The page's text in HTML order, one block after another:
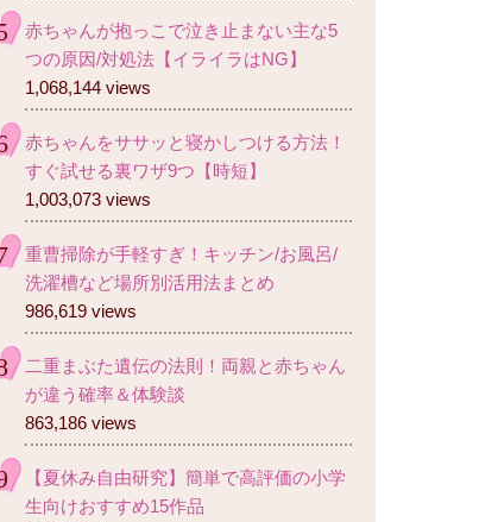
赤ちゃんが抱っこで泣き止まない主な5
つの原因/対処法【イライラはNG】
1,068,144 views
赤ちゃんをササッと寝かしつける方法！
すぐ試せる裏ワザ9つ【時短】
1,003,073 views
重曹掃除が手軽すぎ！キッチン/お風呂/
洗濯槽など場所別活用法まとめ
986,619 views
二重まぶた遺伝の法則！両親と赤ちゃん
が違う確率＆体験談
863,186 views
【夏休み自由研究】簡単で高評価の小学
生向けおすすめ15作品